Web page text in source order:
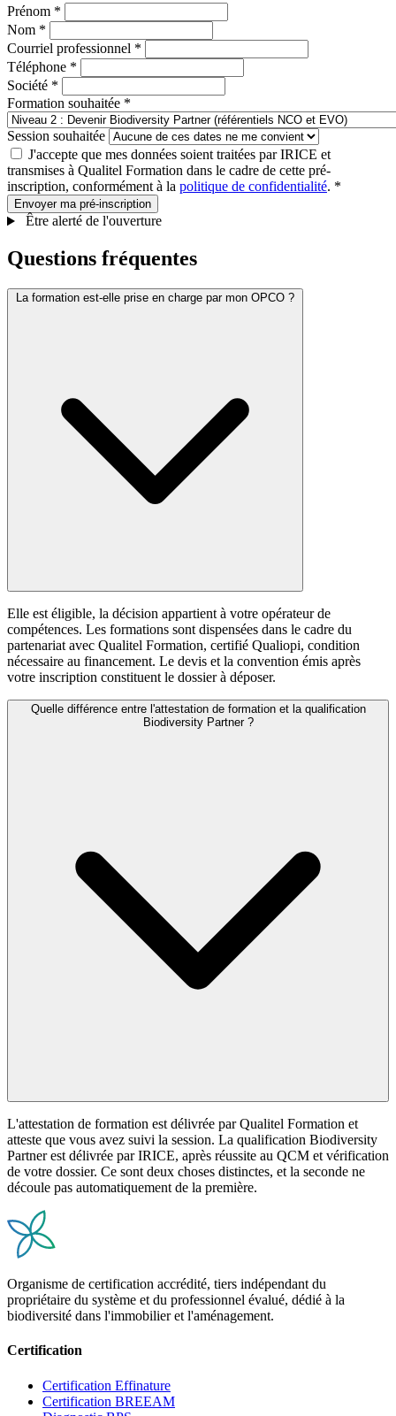
Prénom *
Nom *
Courriel professionnel *
Téléphone *
Société *
Formation souhaitée *
Session souhaitée
J'accepte que mes données soient traitées par IRICE et
transmises à Qualitel Formation dans le cadre de cette pré-
inscription, conformément à la politique de confidentialité. *
Envoyer ma pré-inscription
Être alerté de l'ouverture
Questions fréquentes
La formation est-elle prise en charge par mon OPCO ?
Elle est éligible, la décision appartient à votre opérateur de
compétences. Les formations sont dispensées dans le cadre du
partenariat avec Qualitel Formation, certifié Qualiopi, condition
nécessaire au financement. Le devis et la convention émis après
votre inscription constituent le dossier à déposer.
Quelle différence entre l'attestation de formation et la qualification
Biodiversity Partner ?
L'attestation de formation est délivrée par Qualitel Formation et
atteste que vous avez suivi la session. La qualification Biodiversity
Partner est délivrée par IRICE, après réussite au QCM et vérification
de votre dossier. Ce sont deux choses distinctes, et la seconde ne
découle pas automatiquement de la première.
Organisme de certification accrédité, tiers indépendant du
propriétaire du système et du professionnel évalué, dédié à la
biodiversité dans l'immobilier et l'aménagement.
Certification
Certification Effinature
Certification BREEAM